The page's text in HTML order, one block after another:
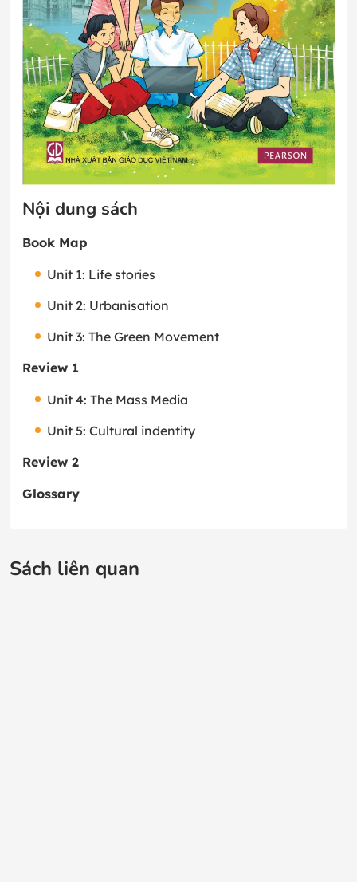
Nội dung sách
Book Map
Unit 1: Life stories
Unit 2: Urbanisation
Unit 3: The Green Movement
Review 1
Unit 4: The Mass Media
Unit 5: Cultural indentity
Review 2
Glossary
Sách liên quan